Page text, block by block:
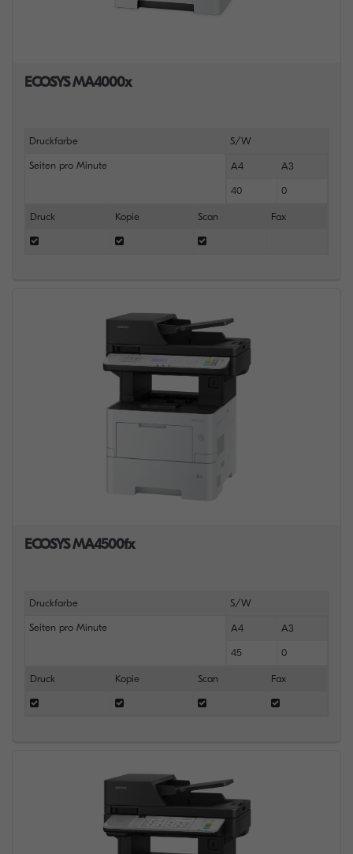
ECOSYS MA4000x
Druckfarbe S/W
Seiten pro Minute A4 A3
40 0
Druck Kopie Scan Fax
ECOSYS MA4500fx
Druckfarbe S/W
Seiten pro Minute A4 A3
45 0
Druck Kopie Scan Fax